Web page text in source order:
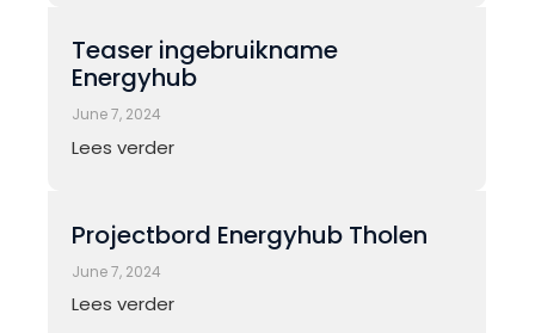
Teaser ingebruikname
Energyhub
June 7, 2024
Lees verder
Projectbord Energyhub Tholen
June 7, 2024
Lees verder